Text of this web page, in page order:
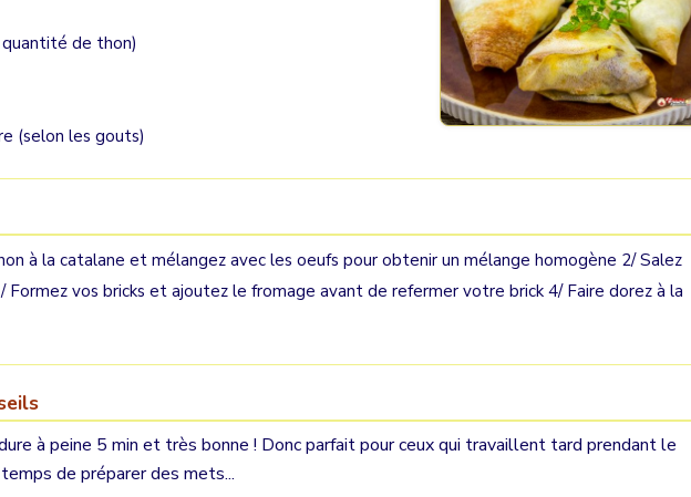
de thon)
(selon les gouts)
à la catalane et mélangez avec les oeufs pour obtenir un mélange homogène 2/ Salez
Formez vos bricks et ajoutez le fromage avant de refermer votre brick 4/ Faire dorez à la
à peine 5 min et très bonne ! Donc parfait pour ceux qui travaillent tard prendant le
de préparer des mets...